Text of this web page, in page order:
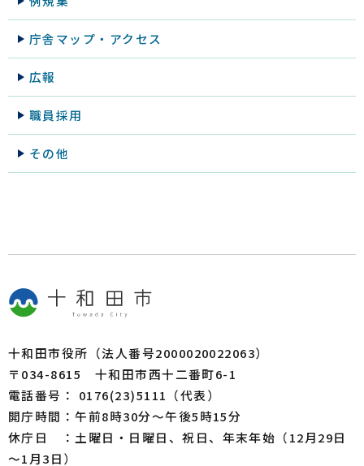
庁舎マップ・アクセス
広報
職員採用
その他
十和田市役所（法人番号2000020022063）
〒034-8615 十和田市西十二番町6-1
電話番号： 0176(23)5111（代表）
開庁時間：午前8時30分～午後5時15分
休庁日 ：土曜日・日曜日、祝日、年末年始（12月29日
～1月3日）